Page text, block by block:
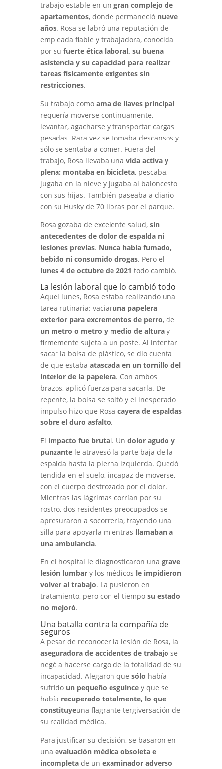
trabajo estable en un gran complejo de
apartamentos, donde permaneció nueve
años. Rosa se labró una reputación de
empleada fiable y trabajadora, conocida
por su fuerte ética laboral, su buena
asistencia y su capacidad para realizar
tareas físicamente exigentes sin
restricciones.
Su trabajo como ama de llaves principal
requería moverse continuamente,
levantar, agacharse y transportar cargas
pesadas. Rara vez se tomaba descansos y
sólo se sentaba a comer. Fuera del
trabajo, Rosa llevaba una vida activa y
plena: montaba en bicicleta, pescaba,
jugaba en la nieve y jugaba al baloncesto
con sus hijas. También paseaba a diario
con su Husky de 70 libras por el parque.
Rosa gozaba de excelente salud, sin
antecedentes de dolor de espalda ni
lesiones previas. Nunca había fumado,
bebido ni consumido drogas. Pero el
lunes 4 de octubre de 2021 todo cambió.
La lesión laboral que lo cambió todo
Aquel lunes, Rosa estaba realizando una
tarea rutinaria: vaciaruna papelera
exterior para excrementos de perro, de
un metro o metro y medio de alturay
firmemente sujeta a un poste. Al intentar
sacar la bolsa de plástico, se dio cuenta
de que estaba atascada en un tornillo del
interior de la papelera. Con ambos
brazos, aplicó fuerza para sacarla. De
repente, la bolsa se soltó y el inesperado
impulso hizo que Rosa cayera de espaldas
sobre el duro asfalto.
El impacto fue brutal. Un dolor agudo y
punzantele atravesó la parte baja de la
espalda hasta la pierna izquierda. Quedó
tendida en el suelo, incapaz de moverse,
con el cuerpo destrozado por el dolor.
Mientras las lágrimas corrían por su
rostro, dos residentes preocupados se
apresuraron a socorrerla, trayendo una
silla para apoyarla mientras llamaban a
una ambulancia.
En el hospital le diagnosticaron una grave
lesión lumbary los médicos le impidieron
volver al trabajo. La pusieron en
tratamiento, pero con el tiempo su estado
no mejoró.
Una batalla contra la compañía de
seguros
A pesar de reconocer la lesión de Rosa, la
aseguradora de accidentes de trabajo se
negó a hacerse cargo de la totalidad de su
incapacidad. Alegaron que sólo había
sufrido un pequeño esguincey que se
había recuperado totalmente, lo que
constituyeuna flagrante tergiversación de
su realidad médica.
Para justificar su decisión, se basaron en
una evaluación médica obsoleta e
incompletade un examinador adverso